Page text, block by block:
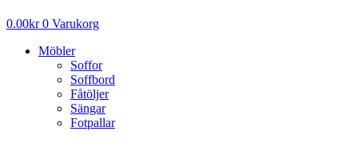
0.00kr 0 Varukorg
Möbler
Soffor
Soffbord
Fåtöljer
Sängar
Fotpallar